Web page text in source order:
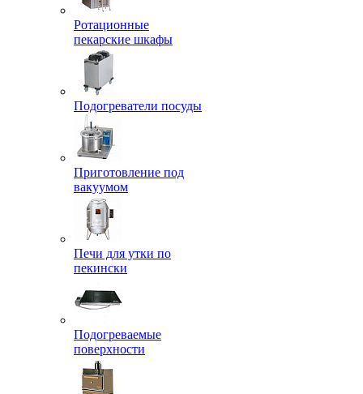
Ротационные
пекарские шкафы
Подогреватели посуды
Приготовление под
вакуумом
Печи для утки по
пекински
Подогреваемые
поверхности